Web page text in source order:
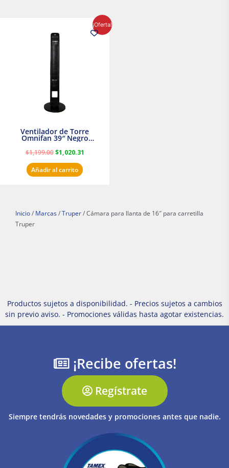
¡Oferta!
Ventilador de Torre
Omnifan 39″ Negro
$1,199.00
original
era:
$1,020.31
precio
actual
Añadir al carrito
Inicio / Marcas / Truper / Cámara para llanta de 16″ para carretilla
Truper
Productos sujetos a disponibilidad. - Precios sujetos a cambios
sin previo aviso. - Promociones válidas hasta agotar existencias.
¡Recibe ofertas!
Regístrate
Siempre tendrás novedades y promociones antes que nadie.